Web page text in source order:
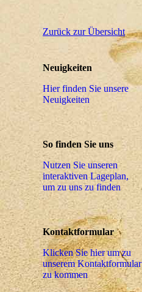
Zurück zur Übersicht
Neuigkeiten
Hier finden Sie unsere
Neuigkeiten
So finden Sie uns
Nutzen Sie unseren
interaktiven La­ge­plan,
um zu uns zu finden
Kontaktformular
Klicken Sie hier um zu
unserem Kon­takt­for­mu­lar
zu kommen